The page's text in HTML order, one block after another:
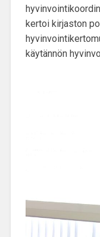
kertoi kirjaston
käytännön